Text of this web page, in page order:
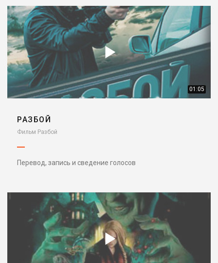
01:05
РАЗБОЙ
Фильм Разбой
Перевод, запись и сведение голосов